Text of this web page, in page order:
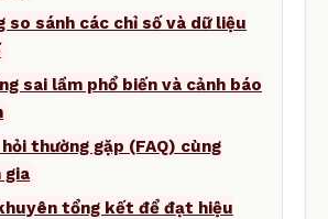
so sánh các chỉ số và dữ liệu
sai lầm phổ biến và cảnh báo
thường gặp (FAQ) cùng
gia
tổng kết để đạt hiệu